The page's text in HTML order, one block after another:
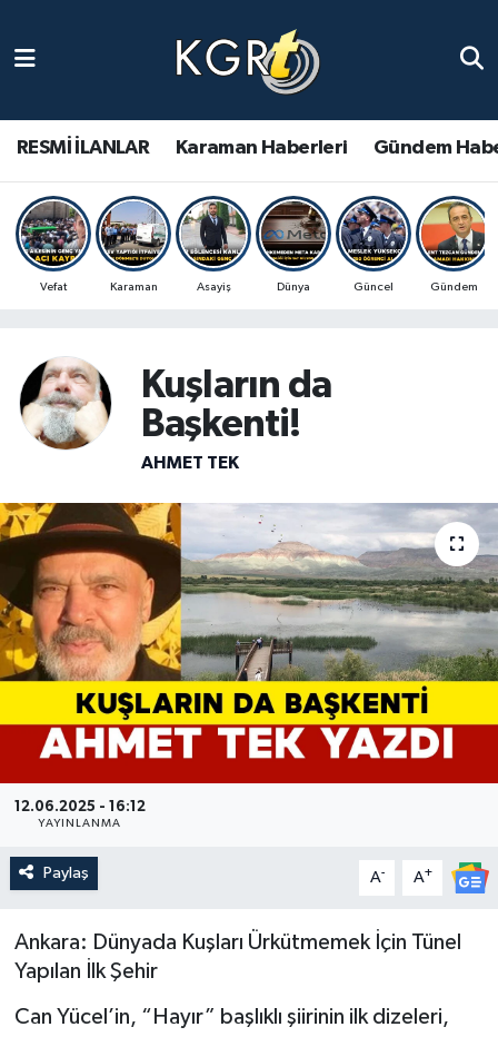
RESMİ İLANLAR Karaman Haberleri Gündem
Vefat Karaman Asayiş Dünya Güncel Gündem
Kuşların da
Başkenti!
AHMET TEK
12.06.2025 - 16:12
YAYINLANMA
Paylaş A- A+
Ankara: Dünyada Kuşları Ürkütmemek İçin Tünel
Yapılan İlk Şehir
Can Yücel’in, “Hayır” başlıklı şiirinin ilk dizeleri,
Gündem Haberleri
Güncel Haberler
Spor Haberleri
Ulusal Haberler
Vefat Edenler